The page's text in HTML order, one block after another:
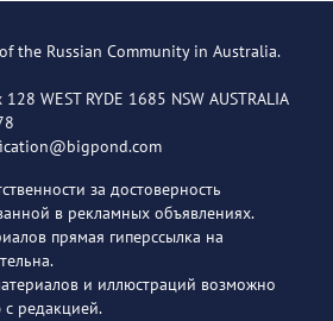
the Russian Community in Australia.
WEST RYDE 1685 NSW AUSTRALIA
за достоверность
в рекламных объявлениях.
прямая гиперссылка на
и иллюстраций возможно
с редакцией.